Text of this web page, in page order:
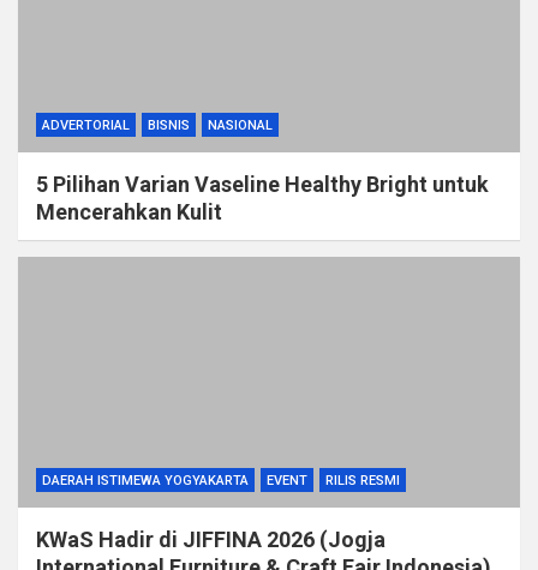
ADVERTORIAL BISNIS NASIONAL
5 Pilihan Varian Vaseline Healthy Bright untuk
Mencerahkan Kulit
DAERAH ISTIMEWA YOGYAKARTA EVENT RILIS RESMI
KWaS Hadir di JIFFINA 2026 (Jogja